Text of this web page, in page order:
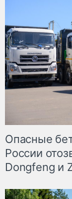
Опасные
России
Dongfeng и